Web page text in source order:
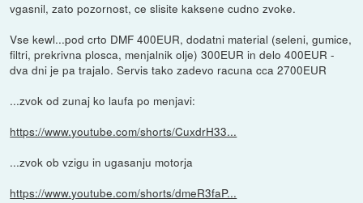
vgasnil, zato pozornost, ce slisite kaksene cudno zvoke.
Vse kewl...pod crto DMF 400EUR, dodatni material (seleni, gumice,
filtri, prekrivna plosca, menjalnik olje) 300EUR in delo 400EUR -
dva dni je pa trajalo. Servis tako zadevo racuna cca 2700EUR
...zvok od zunaj ko laufa po menjavi:
https://www.youtube.com/shorts/CuxdrH33...
...zvok ob vzigu in ugasanju motorja
https://www.youtube.com/shorts/dmeR3faP...